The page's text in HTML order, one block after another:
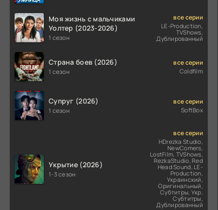
Моя жизнь с мальчиками
Уолтер (2023-2026)
1 сезон
все серии
LE-Production,
TVShows,
Дублированный
Страна боев (2026)
1 сезон
все серии
Coldfilm
Супруг (2026)
1 сезон
все серии
SoftBox
Укрытие (2026)
1-3 сезон
все серии
HDrezka Studio,
NewComers,
LostFilm, TVShows,
RezkaStudio, Red
Head Sound, LE-
Production,
Украинский,
Оригинальный,
Субтитры, Укр.
Субтитры,
Дублированный